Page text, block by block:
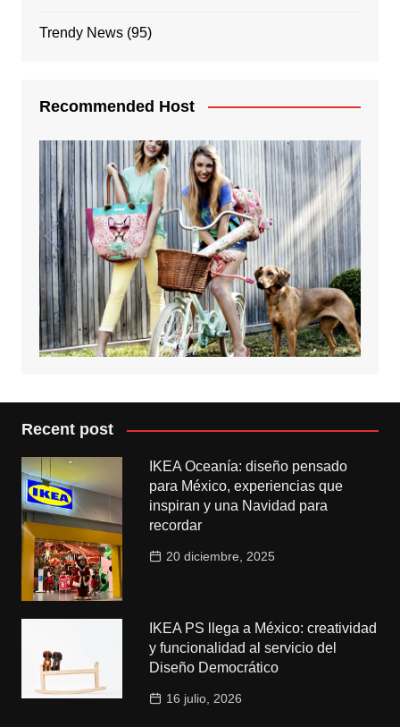
Trendy News(95)
Recommended Host
Recent post
IKEA Oceanía: diseño pensado
para México, experiencias que
inspiran y una Navidad para
recordar
20 diciembre, 2025
IKEA PS llega a México: creatividad
y funcionalidad al servicio del
Diseño Democrático
16 julio, 2026